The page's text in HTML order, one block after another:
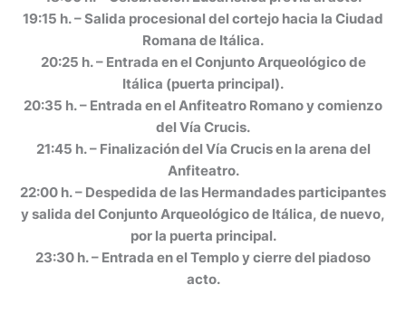
19:15 h. – Salida procesional del cortejo hacia la Ciudad
Romana de Itálica.
20:25 h. – Entrada en el Conjunto Arqueológico de
Itálica (puerta principal).
20:35 h. – Entrada en el Anfiteatro Romano y comienzo
del Vía Crucis.
21:45 h. – Finalización del Vía Crucis en la arena del
Anfiteatro.
22:00 h. – Despedida de las Hermandades participantes
y salida del Conjunto Arqueológico de Itálica, de nuevo,
por la puerta principal.
23:30 h. – Entrada en el Templo y cierre del piadoso
acto.